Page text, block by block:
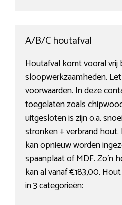
A/B/C houtafval
Houtafval komt vooral vrij
sloopwerkzaamheden.
voorwaarden. In deze
toegelaten zoals
uitgesloten is zijn o.a.
stronken + verbrand
kan opnieuw worden
spaanplaat of MDF. Zo’n
kan al vanaf €183,00.
in 3 categorieën: